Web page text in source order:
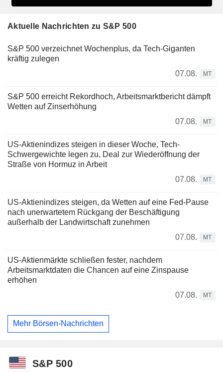
Aktuelle Nachrichten zu S&P 500
S&P 500 verzeichnet Wochenplus, da Tech-Giganten
kräftig zulegen
07.08.
MT
S&P 500 erreicht Rekordhoch, Arbeitsmarktbericht dämpft
Wetten auf Zinserhöhung
07.08.
MT
US-Aktienindizes steigen in dieser Woche, Tech-
Schwergewichte legen zu, Deal zur Wiederöffnung der
Straße von Hormuz in Arbeit
07.08.
MT
US-Aktienindizes steigen, da Wetten auf eine Fed-Pause
nach unerwartetem Rückgang der Beschäftigung
außerhalb der Landwirtschaft zunehmen
07.08.
MT
US-Aktienmärkte schließen fester, nachdem
Arbeitsmarktdaten die Chancen auf eine Zinspause
erhöhen
07.08.
MT
Mehr Börsen-Nachrichten
S&P 500